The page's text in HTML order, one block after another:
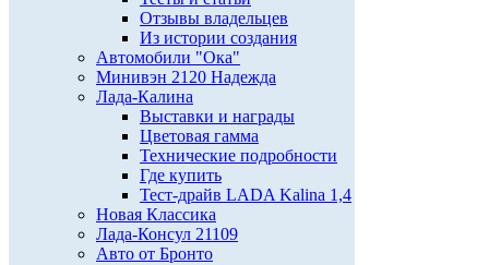
Отзывы владельцев
Из истории создания
Автомобили "Ока"
Минивэн 2120 Надежда
Лада-Калина
Выставки и награды
Цветовая гамма
Технические подробности
Где купить
Тест-драйв LADA Kalina 1,4
Новая Классика
Лада-Консул 21109
Авто от Бронто